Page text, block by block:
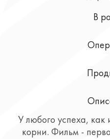
В
У любого успеха, как
корни. Фильм -